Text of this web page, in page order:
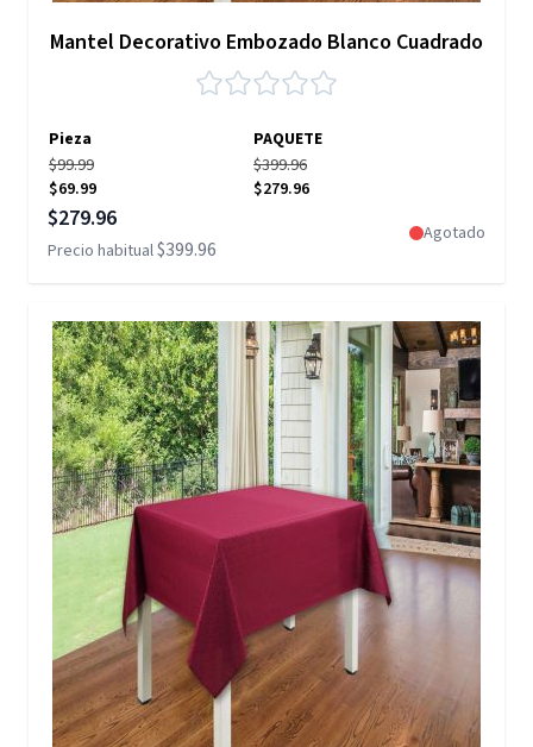
Mantel Decorativo Embozado Blanco Cuadrado
Pieza
PAQUETE
$99.99
$69.99
$399.96
$279.96
Precio especial
$279.96
Precio habitual$399.96
Agotado